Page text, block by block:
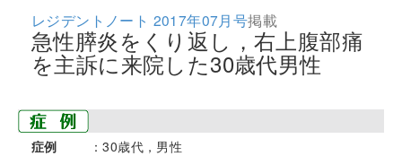
レジデントノート 2017年07月号掲載
急性膵炎をくり返し，右上腹部痛
を主訴に来院した30歳代男性
症例
：30歳代，男性